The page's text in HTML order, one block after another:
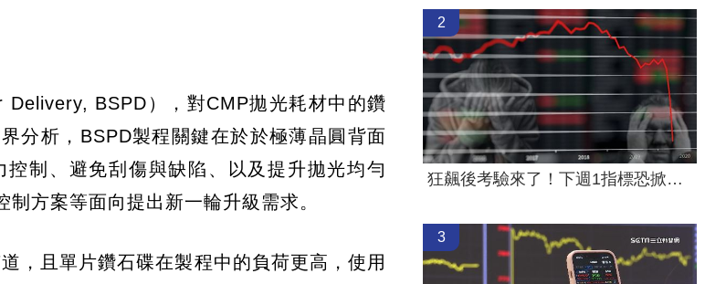
BSPD），對CMP拋光耗材中的鑽
分析，BSPD製程關鍵在於於極薄晶圓背面
制、避免刮傷與缺陷、以及提升拋光均勻
方案等面向提出新一輪升級需求。
，且單片鑽石碟在製程中的負荷更高，使用
2
狂飆後考驗來了！下週1指標恐掀美股暴動
3